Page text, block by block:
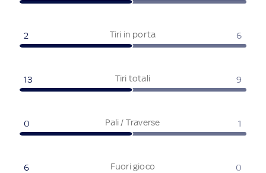
Tiri in porta
2 6
Tiri totali
13 9
Pali / Traverse
0 1
Fuori gioco
6 0